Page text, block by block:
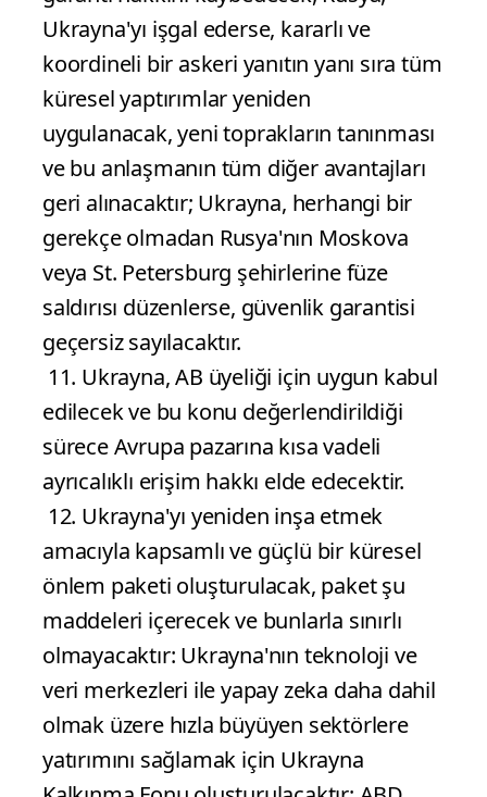
Ukrayna'yı işgal ederse, kararlı ve
koordineli bir askeri yanıtın yanı sıra tüm
küresel yaptırımlar yeniden
uygulanacak, yeni toprakların tanınması
ve bu anlaşmanın tüm diğer avantajları
geri alınacaktır; Ukrayna, herhangi bir
gerekçe olmadan Rusya'nın Moskova
veya St. Petersburg şehirlerine füze
saldırısı düzenlerse, güvenlik garantisi
geçersiz sayılacaktır.
11. Ukrayna, AB üyeliği için uygun kabul
edilecek ve bu konu değerlendirildiği
sürece Avrupa pazarına kısa vadeli
ayrıcalıklı erişim hakkı elde edecektir.
12. Ukrayna'yı yeniden inşa etmek
amacıyla kapsamlı ve güçlü bir küresel
önlem paketi oluşturulacak, paket şu
maddeleri içerecek ve bunlarla sınırlı
olmayacaktır: Ukrayna'nın teknoloji ve
veri merkezleri ile yapay zeka daha dahil
olmak üzere hızla büyüyen sektörlere
yatırımını sağlamak için Ukrayna